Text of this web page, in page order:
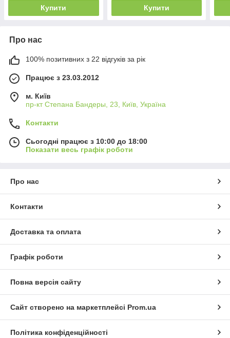
Купити Купити
Про нас
100% позитивних з 22 відгуків за рік
Працює з 23.03.2012
м. Київ
пр-кт Степана Бандеры, 23, Київ, Україна
Контакти
Сьогодні працює з 10:00 до 18:00
Показати весь графік роботи
Про нас
Контакти
Доставка та оплата
Графік роботи
Повна версія сайту
Сайт створено на маркетплейсі Prom.ua
Політика конфіденційності